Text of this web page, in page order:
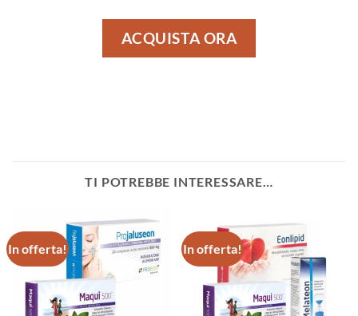
ACQUISTA ORA
TI POTREBBE INTERESSARE…
In offerta! In offerta!